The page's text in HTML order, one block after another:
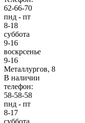
62-66-70
пнд - пт
8-18
суббота
9-16
воскрсенье
9-16
Металлургов, 8
В наличии
телефон:
58-58-58
пнд - пт
8-17